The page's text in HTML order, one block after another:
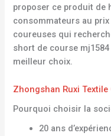
proposer ce produit de
consommateurs au
coureuses qui
short de course
meilleur choix.
Zhongshan Ruxi Textile
Pourquoi choisir la
20 ans